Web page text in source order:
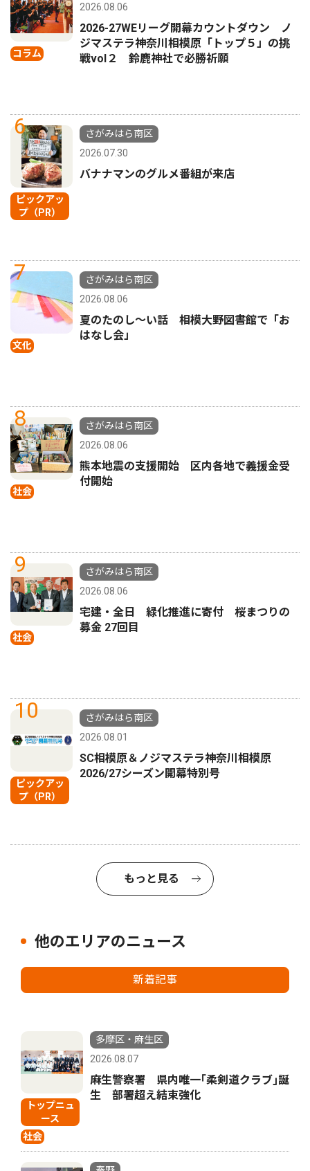
コラム
2026.08.06
2026-27WEリーグ開幕カウントダウン ノ
ジマステラ神奈川相模原「トップ５」の挑
戦vol２ 鈴鹿神社で必勝祈願
6
ピックアッ
プ（PR）
さがみはら南区
2026.07.30
バナナマンのグルメ番組が来店
7
文化
さがみはら南区
2026.08.06
夏のたのし〜い話 相模大野図書館で「お
はなし会」
8
社会
さがみはら南区
2026.08.06
熊本地震の支援開始 区内各地で義援金受
付開始
9
社会
さがみはら南区
2026.08.06
宅建・全日 緑化推進に寄付 桜まつりの
募金 27回目
10
ピックアッ
プ（PR）
さがみはら南区
2026.08.01
SC相模原＆ノジマステラ神奈川相模原
2026/27シーズン開幕特別号
もっと見る
他のエリアのニュース
新着記事
トップニュ
ース
社会
多摩区・麻生区
2026.08.07
麻生警察署 県内唯一｢柔剣道クラブ｣誕
生 部署超え結束強化